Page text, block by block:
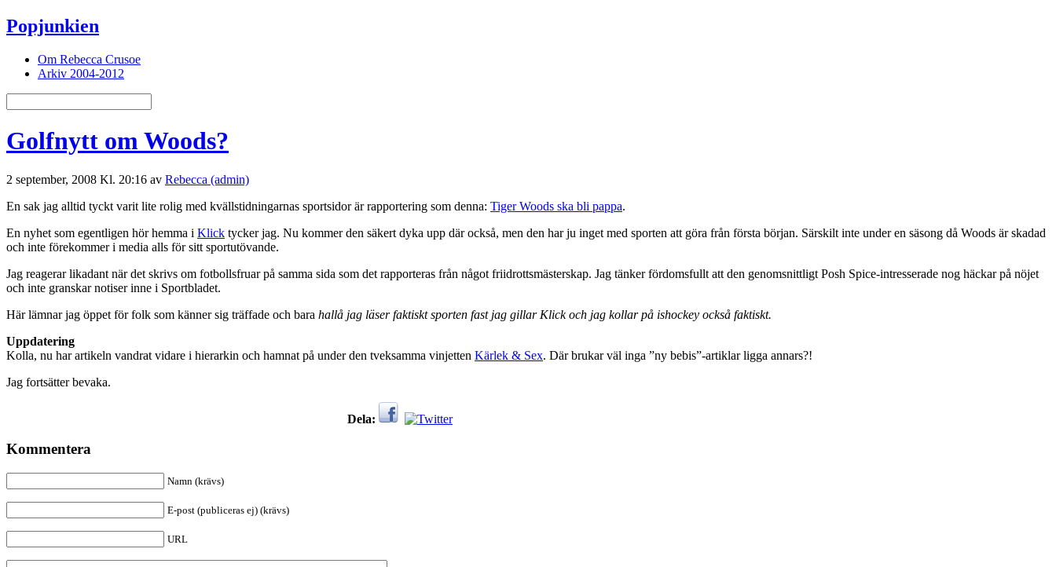
Popjunkien
Om Rebecca Crusoe
Arkiv 2004-2012
Golfnytt om Woods?
2 september, 2008 Kl. 20:16 av Rebecca (admin)
En sak jag alltid tyckt varit lite rolig med kvällstidningarnas sportsidor är rapportering som denna: Tiger Woods ska bli pappa.
En nyhet som egentligen hör hemma i Klick tycker jag. Nu kommer den säkert dyka upp där också, men den har ju inget med sporten att göra från första början. Särskilt inte under en säsong då Woods är skadad
och inte förekommer i media alls för sitt sportutövande.
Jag reagerar likadant när det skrivs om fotbollsfruar på samma sida som det rapporteras från något friidrottsmästerskap. Jag tänker fördomsfullt att den genomsnittligt Posh Spice-intresserade nog häckar på nöjet
och inte granskar notiser inne i Sportbladet.
Här lämnar jag öppet för folk som känner sig träffade och bara hallå jag läser faktiskt sporten fast jag gillar Klick och jag kollar på ishockey också faktiskt.
Uppdatering
Kolla, nu har artikeln vandrat vidare i hierarkin och hamnat på under den tveksamma vinjetten Kärlek & Sex. Där brukar väl inga ”ny bebis”-artiklar ligga annars?!
Jag fortsätter bevaka.
Dela:
Kommentera
Namn (krävs)
E-post (publiceras ej) (krävs)
URL